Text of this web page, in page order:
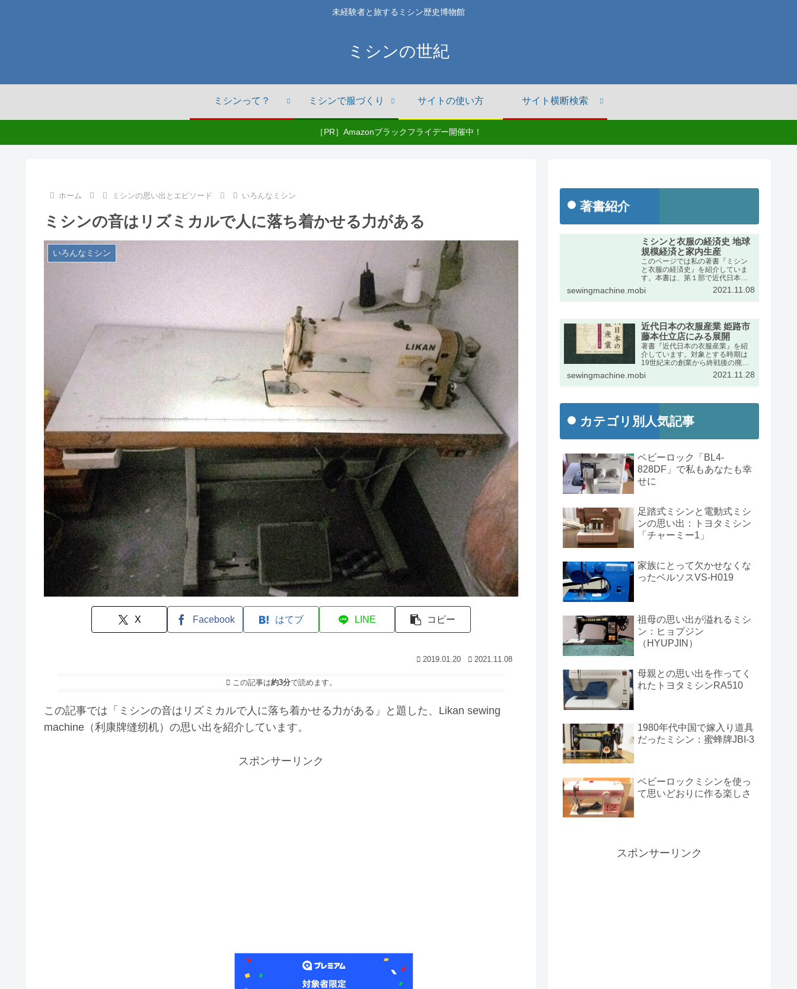
未経験者と旅するミシン歴史博物館
ミシンの世紀
ミシンって？ ミシンで服づくり サイトの使い方 サイト横断検索
［PR］Amazonブラックフライデー開催中！
ホーム ミシンの思い出とエピソード いろんなミシン
ミシンの音はリズミカルで人に落ち着かせる力がある
いろんなミシン
X Facebook はてブ LINE コピー
2019.01.20 2021.11.08
この記事は約3分で読めます。
この記事では「ミシンの音はリズミカルで人に落ち着かせる力がある」と題した、Likan sewing
machine（利康牌缝纫机）の思い出を紹介しています。
スポンサーリンク
著書紹介
ミシンと衣服の経済史 地球
規模経済と家内生産
このページでは私の著書『ミシン
と衣服の経済史』を紹介していま
す。本書は、第１部で近代日本に
おけるミシンの輸入動向をふま
え、第２部で衣服産業の展開を述
べたものです。出版社のページの
sewingmachine.mobi 2021.11.08
近代日本の衣服産業 姫路市
藤本仕立店にみる展開
著書『近代日本の衣服産業』を紹
介しています。対象とする時期は
19世紀末の創業から終戦後の廃業
までの約半世紀です。兵庫県姫路
市の藤本家文書を手がかりに、近
代日本経済史の発展段階で特異な
しくまとめました。
sewingmachine.mobi 2021.11.28
カテゴリ別人気記事
ベビーロック「BL4-
828DF」で私もあなたも幸
せに
足踏式ミシンと電動式ミシ
ンの思い出：トヨタミシン
「チャーミー1」
家族にとって欠かせなくな
ったベルソスVS-H019
祖母の思い出が溢れるミシ
ン：ヒョプジン
（HYUPJIN）
母親との思い出を作ってく
れたトヨタミシンRA510
1980年代中国で嫁入り道具
だったミシン：蜜蜂牌JBI-3
ベビーロックミシンを使っ
て思いどおりに作る楽しさ
スポンサーリンク